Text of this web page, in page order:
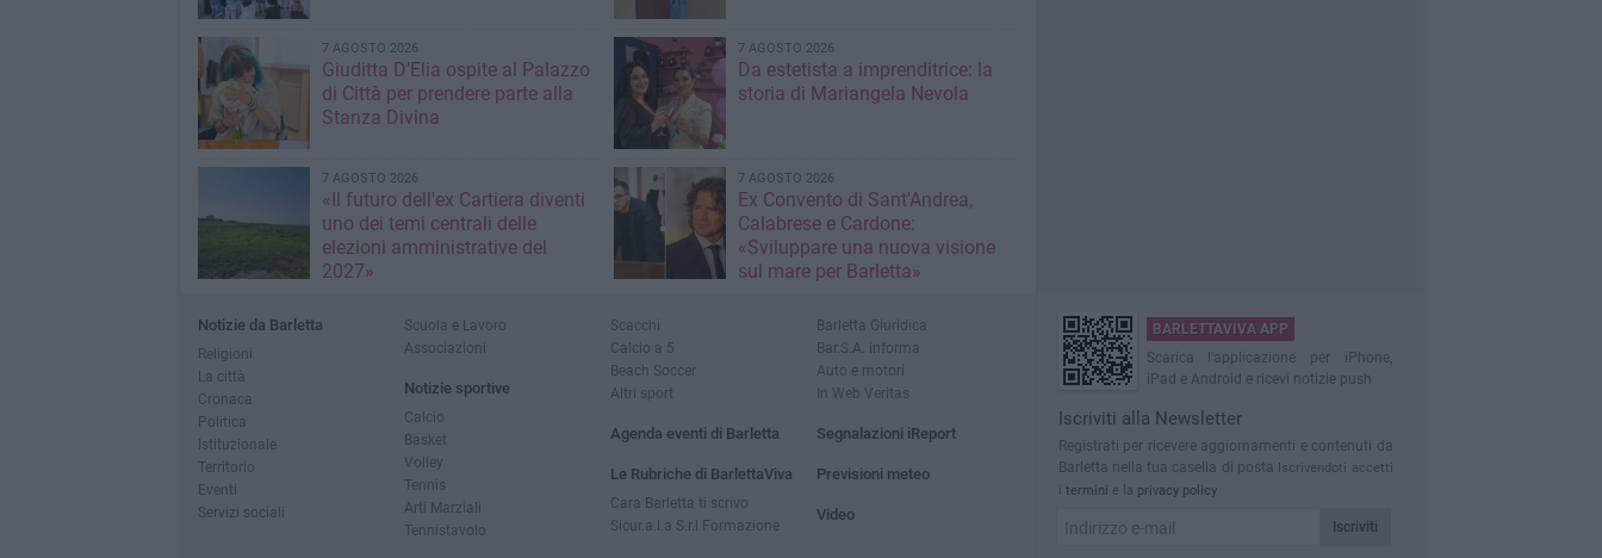
7 AGOSTO 2026
Giuditta D’Elia ospite al Palazzo
di Città per prendere parte alla
Stanza Divina
7 AGOSTO 2026
Da estetista a imprenditrice: la
storia di Mariangela Nevola
7 AGOSTO 2026
«Il futuro dell'ex Cartiera diventi
uno dei temi centrali delle
elezioni amministrative del
2027»
7 AGOSTO 2026
Ex Convento di Sant'Andrea,
Calabrese e Cardone:
«Sviluppare una nuova visione
sul mare per Barletta»
Notizie da Barletta
Religioni
La città
Cronaca
Politica
Istituzionale
Territorio
Eventi
Servizi sociali
Scuola e Lavoro
Associazioni
Notizie sportive
Calcio
Basket
Volley
Tennis
Arti Marziali
Tennistavolo
Scacchi
Calcio a 5
Beach Soccer
Altri sport
Agenda eventi di Barletta
Le Rubriche di BarlettaViva
Cara Barletta ti scrivo
Sicur.a.l.a S.r.l Formazione
Barletta Giuridica
Bar.S.A. informa
Auto e motori
In Web Veritas
Segnalazioni iReport
Previsioni meteo
Video
BARLETTAVIVA APP
Scarica l'applicazione per iPhone,
iPad e Android e ricevi notizie push
Iscriviti alla Newsletter
Registrati per ricevere aggiornamenti e contenuti da
Barletta nella tua casella di posta Iscrivendoti accetti
i termini e la privacy policy
Iscriviti